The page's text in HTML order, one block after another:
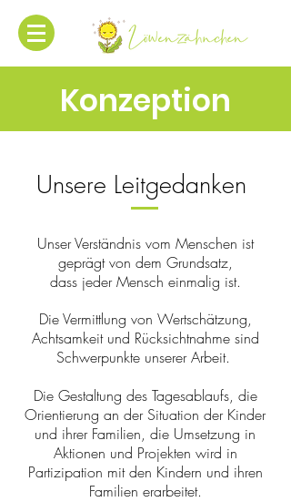
Konzeption
Unsere Leitgedanken
Unser Verständnis vom Menschen ist
geprägt von dem Grundsatz,
dass jeder Mensch einmalig ist.
Die Vermittlung von Wertschätzung,
Achtsamkeit und Rücksichtnahme sind
Schwerpunkte unserer Arbeit.
Die Gestaltung des Tagesablaufs, die
Orientierung an der Situation der Kinder
und ihrer Familien, die Umsetzung in
Aktionen und Projekten wird in
Partizipation mit den Kindern und ihren
Familien erarbeitet.